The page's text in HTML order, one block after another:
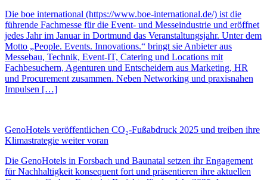
Die boe international (https://www.boe-international.de/) ist die
führende Fachmesse für die Event- und Messeindustrie und eröffnet
jedes Jahr im Januar in Dortmund das Veranstaltungsjahr. Unter dem
Motto „People. Events. Innovations.“ bringt sie Anbieter aus
Messebau, Technik, Event-IT, Catering und Locations mit
Fachbesuchern, Agenturen und Entscheidern aus Marketing, HR
und Procurement zusammen. Neben Networking und praxisnahen
Impulsen […]
GenoHotels veröffentlichen CO₂-Fußabdruck 2025 und treiben ihre
Klimastrategie weiter voran
Die GenoHotels in Forsbach und Baunatal setzen ihr Engagement
für Nachhaltigkeit konsequent fort und präsentieren ihre aktuellen